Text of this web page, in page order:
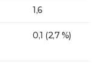
1,6
0,1 (2,7 %)